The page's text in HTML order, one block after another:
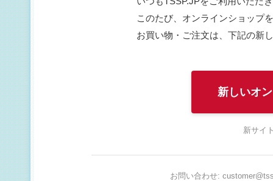
このたび、オンラインショップ
お買い物・ご注文は、下記の新
新しいオ
新サイ
お問い合わせ: